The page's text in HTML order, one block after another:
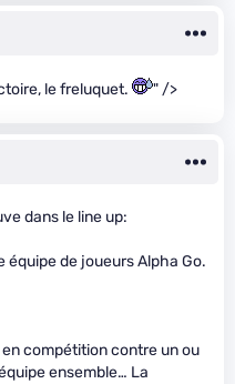
le freluquet. " />
dans le line up:
équipe de joueurs Alpha Go.
en compétition contre un ou
ensemble… La